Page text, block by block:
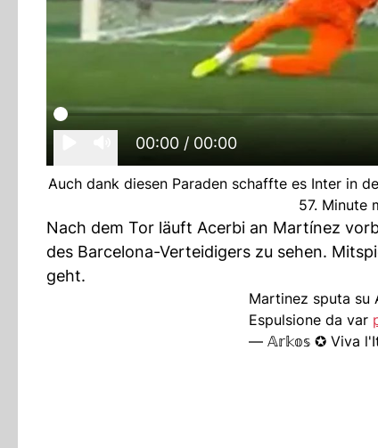
00:00 / 00:00
Auch dank diesen Paraden schaffte es Inter in
57. Minute
Nach dem Tor läuft Acerbi an Martínez
des Barcelona-Verteidigers zu sehen.
geht.
Martinez sputa su
Espulsione da var
— 𝔸𝕣𝕜𝕠𝕤 ✪ Viva